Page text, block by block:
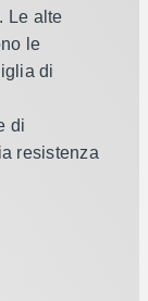
Le alte
le
di
di
resistenza